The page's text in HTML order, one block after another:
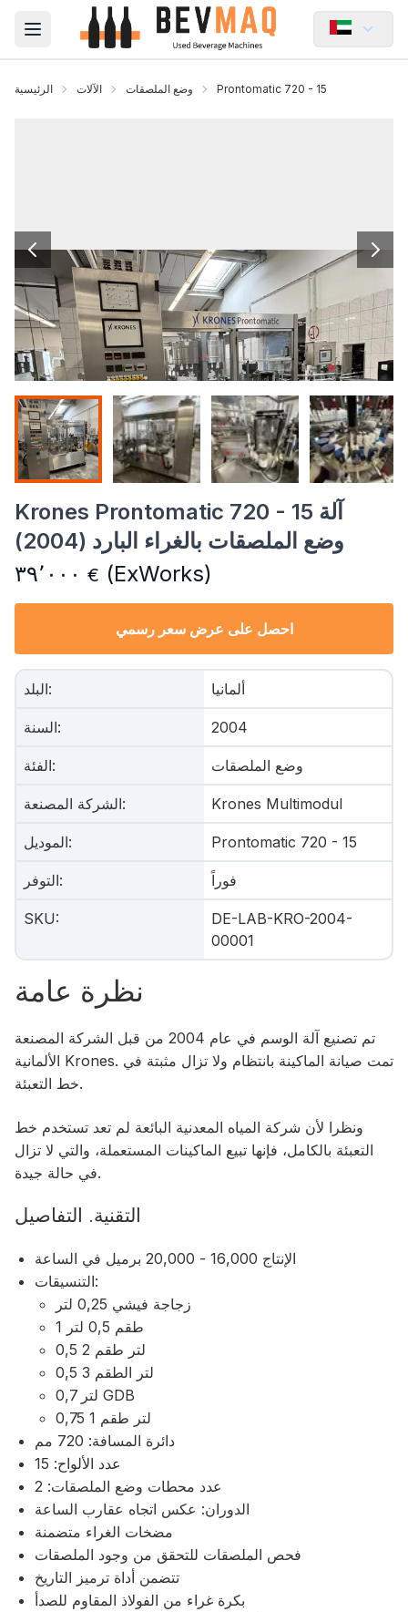
Open main menu
الرئيسية الآلات وضع الملصقات Prontomatic 720 - 15
Krones Prontomatic 720 - 15 آلة
وضع الملصقات بالغراء البارد (2004)
٣٩٬٠٠٠ € (ExWorks)
احصل على عرض سعر رسمي
البلد: ألمانيا
السنة: 2004
الفئة: وضع الملصقات
الشركة المصنعة: Krones Multimodul
الموديل: Prontomatic 720 - 15
التوفر: فوراً
SKU:
DE-LAB-KRO-2004-
00001
نظرة عامة
تم تصنيع آلة الوسم في عام 2004 من قبل الشركة المصنعة
الألمانية Krones. تمت صيانة الماكينة بانتظام ولا تزال مثبتة في
خط التعبئة.
ونظرا لأن شركة المياه المعدنية البائعة لم تعد تستخدم خط
التعبئة بالكامل، فإنها تبيع الماكينات المستعملة، والتي لا تزال
في حالة جيدة.
التقنية. التفاصيل
الإنتاج 16,000 - 20,000 برميل في الساعة
التنسيقات:
زجاجة فيشي 0,25 لتر
طقم 0,5 لتر 1
0,5 لتر طقم 2
0,5 لتر الطقم 3
0,7 لتر GDB
0,75 لتر طقم 1
دائرة المسافة: 720 مم
عدد الألواح: 15
عدد محطات وضع الملصقات: 2
الدوران: عكس اتجاه عقارب الساعة
مضخات الغراء متضمنة
فحص الملصقات للتحقق من وجود الملصقات
تتضمن أداة ترميز التاريخ
بكرة غراء من الفولاذ المقاوم للصدأ